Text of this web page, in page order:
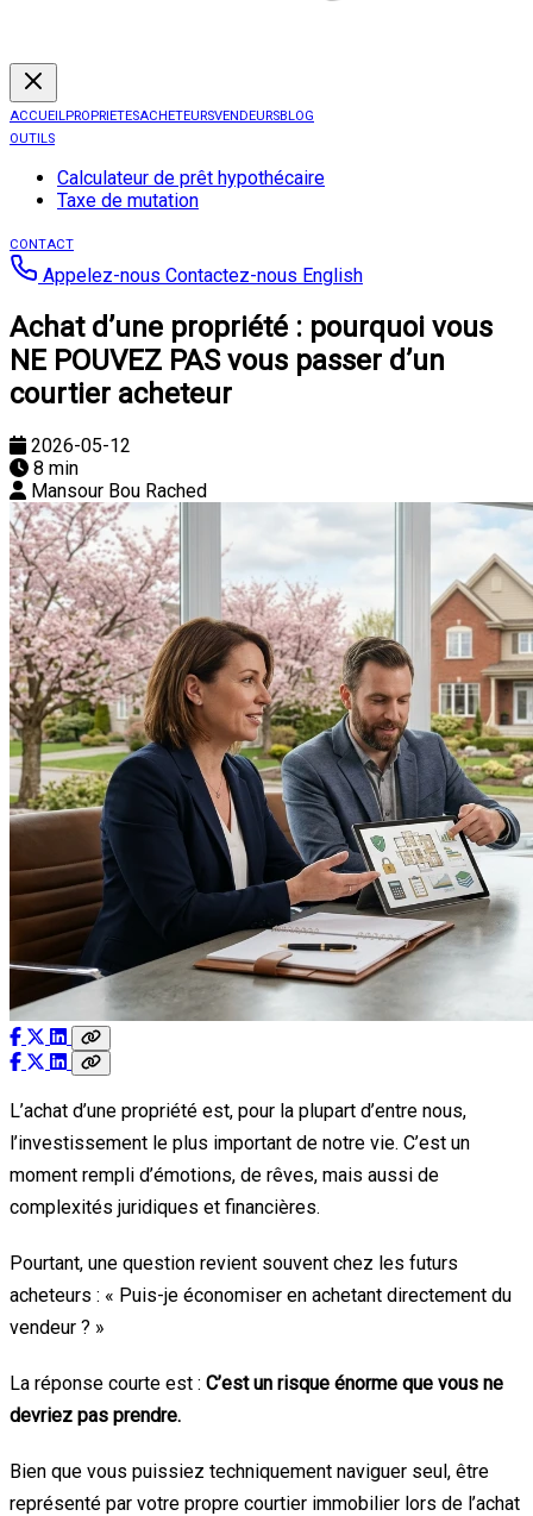
ACCUEILPROPRIETESACHETEURSVENDEURSBLOG
OUTILS
Calculateur de prêt hypothécaire
Taxe de mutation
CONTACT
Appelez-nous Contactez-nous English
Achat d’une propriété : pourquoi vous
NE POUVEZ PAS vous passer d’un
courtier acheteur
2026-05-12
8 min
Mansour Bou Rached
L’achat d’une propriété est, pour la plupart d’entre nous,
l’investissement le plus important de notre vie. C’est un
moment rempli d’émotions, de rêves, mais aussi de
complexités juridiques et financières.
Pourtant, une question revient souvent chez les futurs
acheteurs : « Puis-je économiser en achetant directement du
vendeur ? »
La réponse courte est : C’est un risque énorme que vous ne
devriez pas prendre.
Bien que vous puissiez techniquement naviguer seul, être
représenté par votre propre courtier immobilier lors de l’achat